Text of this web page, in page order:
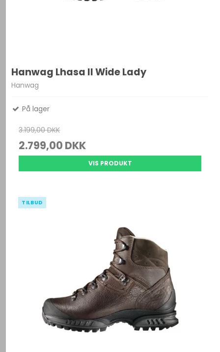
Hanwag Lhasa II Wide Lady
Hanwag
På lager
3.199,00 DKK
2.799,00 DKK
VIS PRODUKT
TILBUD